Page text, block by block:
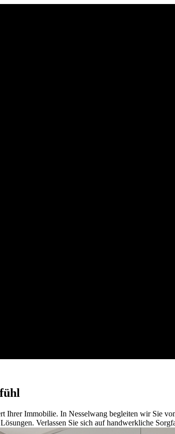
Immobilie. In Nesselwang begleiten wir Sie
Verlassen Sie sich auf handwerkliche